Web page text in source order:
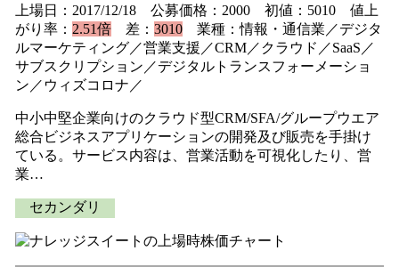
上場日：2017/12/18 公募価格：2000 初値：5010 値上
がり率： 2.51倍差： 3010業種：情報・通信業／デジタ
ルマーケティング／営業支援／CRM／クラウド／SaaS／
サブスクリプション／デジタルトランスフォーメーショ
ン／ウィズコロナ／
中小中堅企業向けのクラウド型CRM/SFA/グループウエア
総合ビジネスアプリケーションの開発及び販売を手掛け
ている。サービス内容は、営業活動を可視化したり、営
業…
セカンダリ